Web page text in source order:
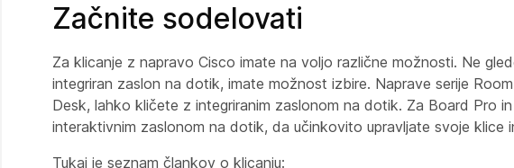
Začnite sodelovati
Za klicanje z napravo Cisco imate na voljo različne možnosti. Ne
integriran zaslon na dotik, imate možnost izbire. Naprave serije
Desk, lahko kličete z integriranim zaslonom na dotik. Za Board Pro
interaktivnim zaslonom na dotik, da učinkovito upravljate svoje klice
Tukaj je seznam člankov o klicanju: